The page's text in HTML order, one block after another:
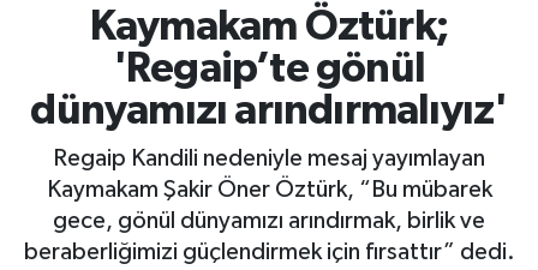
Kaymakam Öztürk;
'Regaip’te gönül
dünyamızı arındırmalıyız'
Regaip Kandili nedeniyle mesaj yayımlayan
Kaymakam Şakir Öner Öztürk, “Bu mübarek
gece, gönül dünyamızı arındırmak, birlik ve
beraberliğimizi güçlendirmek için fırsattır” dedi.
Diğer
Ekonomi
Gizlilik İlkeleri - Privacy Policy
Güncel
Haber Arşivi